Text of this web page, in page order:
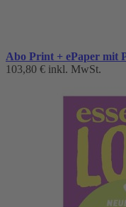
Abo Print + ePaper mit
103,80 € inkl. MwSt.